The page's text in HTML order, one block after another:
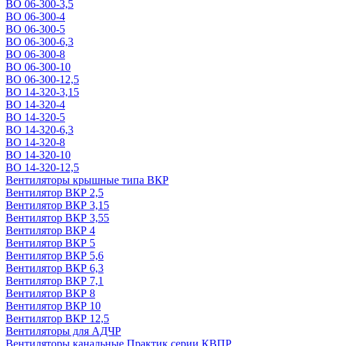
ВО 06-300-3,5
ВО 06-300-4
ВО 06-300-5
ВО 06-300-6,3
ВО 06-300-8
ВО 06-300-10
ВО 06-300-12,5
ВО 14-320-3,15
ВО 14-320-4
ВО 14-320-5
ВО 14-320-6,3
ВО 14-320-8
ВО 14-320-10
ВО 14-320-12,5
Вентиляторы крышные типа ВКР
Вентилятор ВКР 2,5
Вентилятор ВКР 3,15
Вентилятор ВКР 3,55
Вентилятор ВКР 4
Вентилятор ВКР 5
Вентилятор ВКР 5,6
Вентилятор ВКР 6,3
Вентилятор ВКР 7,1
Вентилятор ВКР 8
Вентилятор ВКР 10
Вентилятор ВКР 12,5
Вентиляторы для АДЧР
Вентиляторы канальные Практик серии КВПР